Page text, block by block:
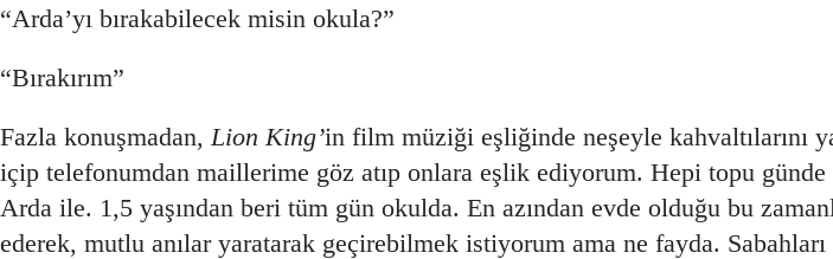
“Arda’yı bırakabilecek misin okula?”
“Bırakırım”
Fazla konuşmadan, Lion King’in film müziği eşliğinde neşeyle kahvaltılarını
içip telefonumdan maillerime göz atıp onlara eşlik ediyorum. Hepi topu
Arda ile. 1,5 yaşından beri tüm gün okulda. En azından evde olduğu bu
ederek, mutlu anılar yaratarak geçirebilmek istiyorum ama ne fayda. Sabahları